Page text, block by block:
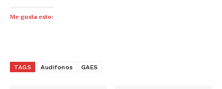
Me gusta esto:
TAGS Audifonos GAES